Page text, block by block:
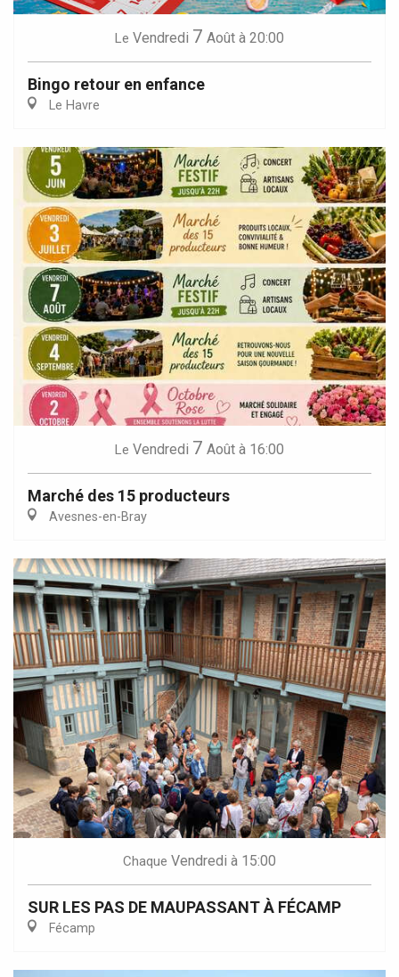
Le Vendredi 7 Août à 20:00
Bingo retour en enfance
Le Havre
Le Vendredi 7 Août à 16:00
Marché des 15 producteurs
Avesnes-en-Bray
Chaque Vendredi à 15:00
SUR LES PAS DE MAUPASSANT À FÉCAMP
Fécamp